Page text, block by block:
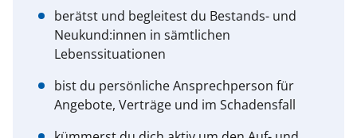
berätst und begleitest du Bestands- und
Neukund:innen in sämtlichen
Lebenssituationen
bist du persönliche Ansprechperson für
Angebote, Verträge und im Schadensfall